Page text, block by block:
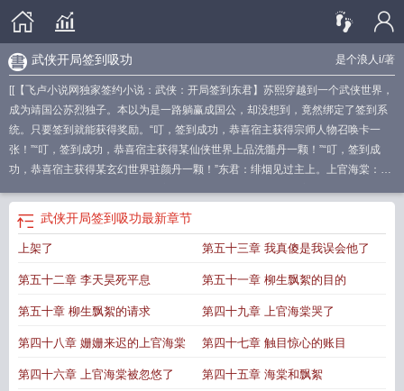
是个浪人i/著
武侠开局签到吸功
[[【飞卢小说网独家签约小说：武侠：开局签到东君】苏熙穿越到一个武侠世界，
成为靖国公苏烈独子。本以为是一路躺赢成国公，却没想到，竟然绑定了签到系
统。只要签到就能获得奖励。“叮，签到成功，恭喜宿主获得宗师人物召唤卡一
张！”“叮，签到成功，恭喜宿主获得某仙侠世界上品洗髓丹一颗！”“叮，签到成
功，恭喜宿主获得某玄幻世界驻颜丹一颗！”东君：绯烟见过主上。上官海棠：他
了，我看你这次还怎么跑！苏熙：我的天，这个武痴怎么又来了！............飞卢小
说网提醒您：本小说及人物纯属虚构，如有雷同，纯属巧合，切勿模仿。]如果您
喜欢武侠：开局签到东君，别忘记分享给朋友.武侠开局签到十年功力免费阅
签到一百年 武侠开局签到无量山 武侠开局签到娶了赵敏武侠开局签到大宗
师武侠签到武侠开局签到武当山 武侠之开局签到武侠开局签到甘十九妹最新
到移花宫 签到武侠武侠开局签到东君 是个浪人i签到 武侠武侠开局签到玄武
真功免费 武侠签到系统武侠 签到 穿越武侠开局签到武侠开局签到思过崖
武侠开局签到吸功最新章节
上架了 第五十三章 我真傻是我误会他了
第五十二章 李天昊死平息 第五十一章 柳生飘絮的目的
第五十章 柳生飘絮的请求 第四十九章 上官海棠哭了
第四十八章 姗姗来迟的上官海棠 第四十七章 触目惊心的账目
第四十六章 上官海棠被忽悠了 第四十五章 海棠和飘絮